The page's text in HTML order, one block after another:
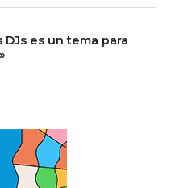
DJs es un tema para